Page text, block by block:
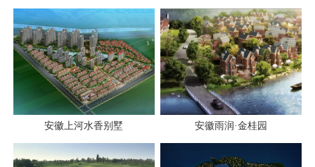
安徽上河水香别墅 安徽雨润·金桂园